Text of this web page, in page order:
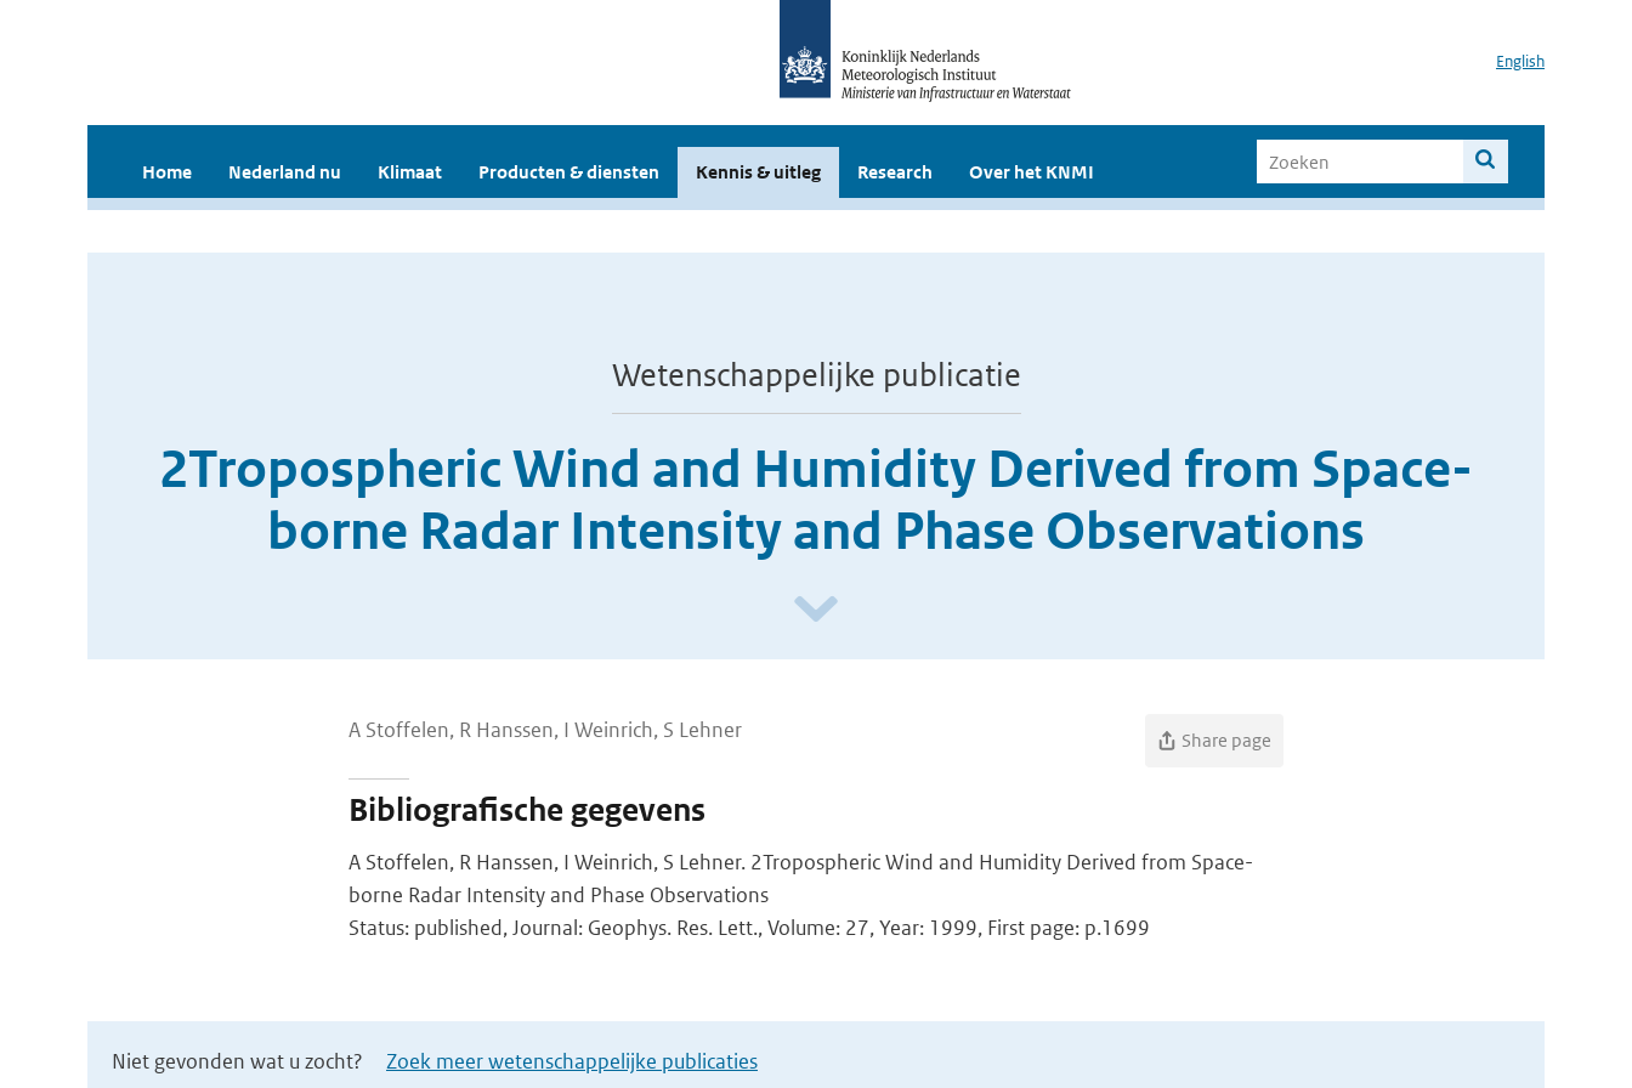
English
Home Nederland nu Klimaat Producten & diensten Kennis & uitleg Research Over het KNMI
Wetenschappelijke publicatie
2Tropospheric Wind and Humidity Derived from Space-
borne Radar Intensity and Phase Observations
A Stoffelen, R Hanssen, I Weinrich, S Lehner Share page
Bibliografische gegevens
A Stoffelen, R Hanssen, I Weinrich, S Lehner. 2Tropospheric Wind and Humidity Derived from Space-
borne Radar Intensity and Phase Observations
Status: published, Journal: Geophys. Res. Lett., Volume: 27, Year: 1999, First page: p.1699
Niet gevonden wat u zocht? Zoek meer wetenschappelijke publicaties